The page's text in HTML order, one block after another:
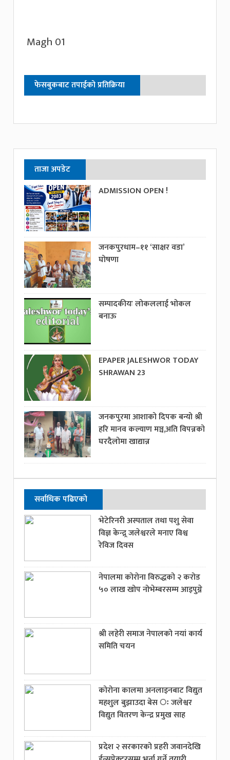
Magh 01
फेसबुकबाट तपाईको प्रतिक्रिया
ताजा अपडेट
ADMISSION OPEN !
जनकपुरधाम–११ ‘साक्षर वडा’
घोषणा
सम्पादकीयः लोकललाई भोकल
बनाऊ
EPAPER JALESHWOR TODAY
SHRAWAN 23
जनकपुरमा आशाको दिपक बन्यो श्री
हरि मानव कल्याण मञ्च,अति विपन्नको
घरदैलोमा खाद्यान्न
सर्वाधिक पढिएको
भेटेरिनरी अस्पताल तथा पशु सेवा
विज्ञ केन्द्र्र जलेश्वरले मनाए विश्व
रेविज दिवस
नेपालमा कोरोना विरुद्धको २ करोड
५० लाख खोप नोभेम्बरसम्म आइपुग्ने
श्री लहेरी समाज नेपालको नयां कार्य
समिति चयन
कोरोना कालमा अनलाइनबाट विद्युत
महशुल बुझाउदा बेस ः जलेश्वर
विद्युत वितरण केन्द्र प्रमुख साह
प्रदेश २ सरकारको प्रहरी जवानदेखि